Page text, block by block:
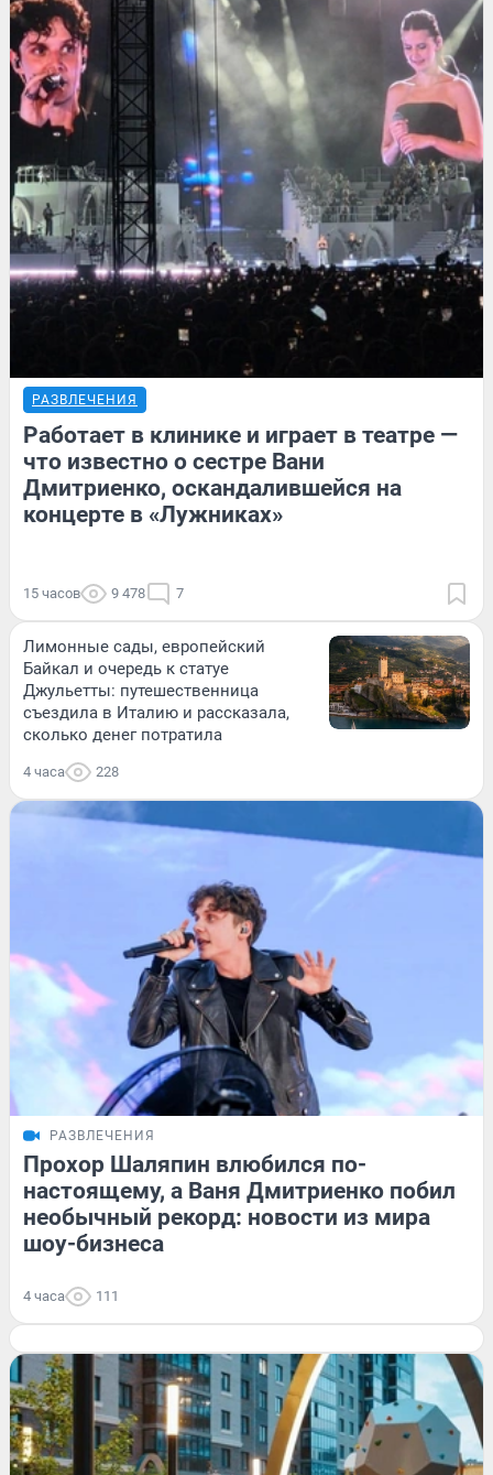
РАЗВЛЕЧЕНИЯ
Работает в клинике и играет в театре —
что известно о сестре Вани
Дмитриенко, оскандалившейся на
концерте в «Лужниках»
15 часов 9 478 7
Лимонные сады, европейский
Байкал и очередь к статуе
Джульетты: путешественница
съездила в Италию и рассказала,
сколько денег потратила
4 часа 228
РАЗВЛЕЧЕНИЯ
Прохор Шаляпин влюбился по-
настоящему, а Ваня Дмитриенко побил
необычный рекорд: новости из мира
шоу-бизнеса
4 часа 111